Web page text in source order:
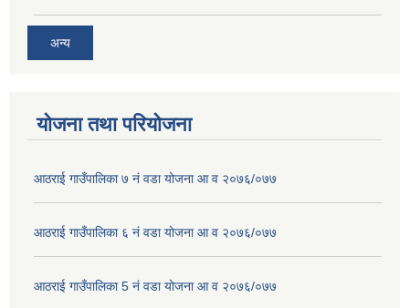
अन्य
योजना तथा परियोजना
आठराई गाउँपालिका ७ नं वडा योजना आ व २०७६/०७७
आठराई गाउँपालिका ६ नं वडा योजना आ व २०७६/०७७
आठराई गाउँपालिका 5 नं वडा योजना आ व २०७६/०७७